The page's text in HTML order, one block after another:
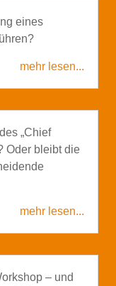
eines
mehr lesen...
„Chief
Oder bleibt die
mehr lesen...
– und